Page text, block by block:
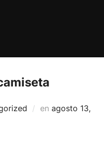
en Publicado
agosto 13,